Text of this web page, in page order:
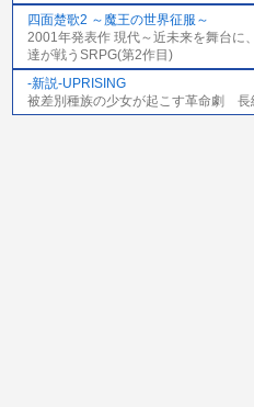
四面楚歌2 ～魔王の世界征服～
2001年発表作 現代～近未来を舞台に
達が戦うSRPG(第2作目)
-新説-UPRISING
被差別種族の少女が起こす革命劇 長